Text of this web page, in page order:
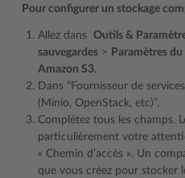
Pour configurer un stockage
Allez dans Outils &
sauvegardes > Paramètres
Amazon S3.
Dans “Fournisseur de
(Minio, OpenStack, etc)”.
Complétez tous les champs.
particulièrement votre
« Chemin d’accès ». Un
que vous créez pour stocker